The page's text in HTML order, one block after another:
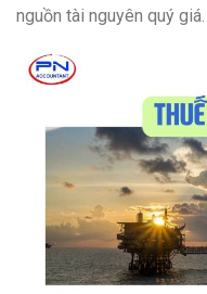
nguồn tài nguyên quý giá.